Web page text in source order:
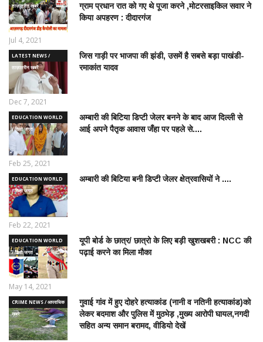
ताज़ातरीन खबरें
ग्राम प्रधान रात को गए थे पूजा करने ,मोटरसाइकिल सवार ने
किया अपहरण : दीदारगंज
Jul 4, 2021
LATEST NEWS /
ताज़ातरीन खबरें
जिस गाड़ी पर भाजपा की झंडी, उसमें है सबसे बड़ा पाखंडी-
रमाकांत यादव
Dec 7, 2021
EDUCATION WORLD
/ शिक्षा जगत
अम्बारी की बिटिया डिप्टी जेलर बनने के बाद आज दिल्ली से
आई अपने पैतृक आवास जँहा पर पहले से....
Feb 25, 2021
EDUCATION WORLD
/ शिक्षा जगत
अम्बारी की बिटिया बनी डिप्टी जेलर क्षेत्रवासियों ने ....
Feb 22, 2021
EDUCATION WORLD
/ शिक्षा जगत
यूपी बोर्ड के छात्र/ छात्रो के लिए बड़ी खुशखबरी : NCC की
पढ़ाई करने का मिला मौका
May 14, 2021
CRIME NEWS / आपराधिक
ख़बरे
गुवाई गांव में हुए दोहरे हत्याकांड (नानी व नतिनी हत्याकांड)को
लेकर बदमाश और पुलिस में मुठभेड़ ,मुख्य आरोपी घायल,नगदी
सहित अन्य समान बरामद, वीडियो देखें